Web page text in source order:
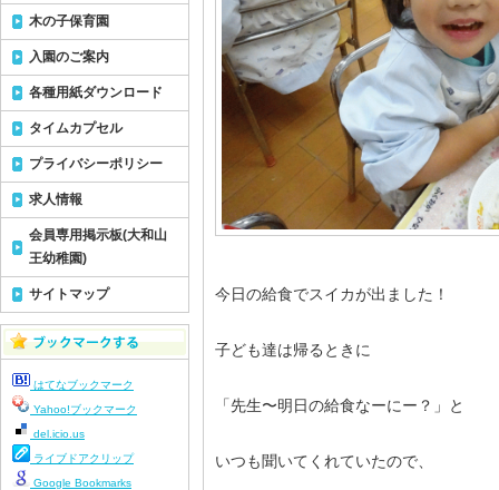
今日の給食でスイカが出ました！
子ども達は帰るときに
「先生〜明日の給食なーにー？」と
いつも聞いてくれていたので、
木の子保育園
入園のご案内
各種用紙ダウンロード
タイムカプセル
プライバシーポリシー
求人情報
会員専用掲示板(大和山
王幼稚園)
サイトマップ
はてなブックマーク
Yahoo!ブックマーク
del.icio.us
ライブドアクリップ
Google Bookmarks